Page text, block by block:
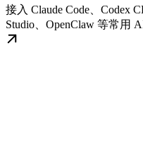
接入 Claude Code、Codex
Studio、OpenClaw 等常用